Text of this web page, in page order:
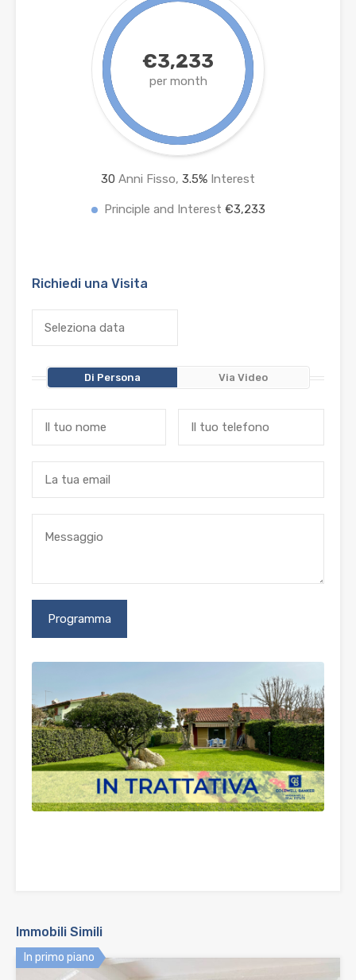
€3,233
per month
30 Anni Fisso, 3.5% Interest
Principle and Interest €3,233
Richiedi una Visita
Di Persona Via Video
Immobili Simili
In primo piano